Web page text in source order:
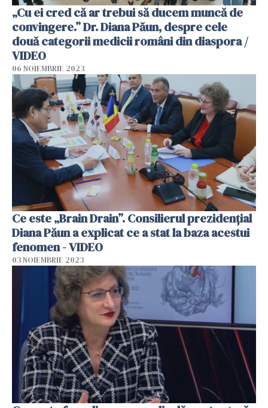
„Cu ei cred că ar trebui să ducem muncă de
convingere.” Dr. Diana Păun, despre cele
două categorii medicii români din diaspora /
VIDEO
06 NOIEMBRIE 2023
Ce este „Brain Drain”. Consilierul prezidențial
Diana Păun a explicat ce a stat la baza acestui
fenomen - VIDEO
03 NOIEMBRIE 2023